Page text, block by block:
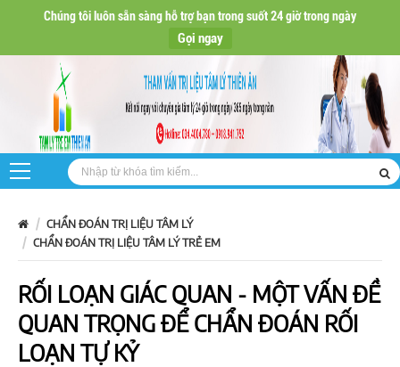
Chúng tôi luôn sẵn sàng hỗ trợ bạn trong suốt 24 giờ trong ngày
Gọi ngay
CHẨN ĐOÁN TRỊ LIỆU TÂM LÝ
CHẨN ĐOÁN TRỊ LIỆU TÂM LÝ TRẺ EM
RỐI LOẠN GIÁC QUAN - MỘT VẤN ĐỀ
QUAN TRỌNG ĐỂ CHẨN ĐOÁN RỐI
LOẠN TỰ KỶ